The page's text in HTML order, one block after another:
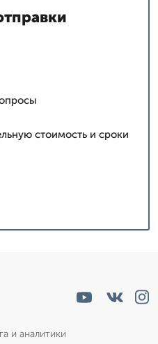
стоимость и сроки
и аналитики